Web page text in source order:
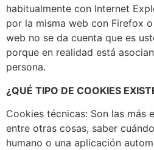
habitualmente con Internet
por la misma web con Firefox
web no se da cuenta que es
porque en realidad está
persona.
¿QUÉ TIPO DE COOKIES
Cookies técnicas: Son las más
entre otras cosas, saber
humano o una aplicación